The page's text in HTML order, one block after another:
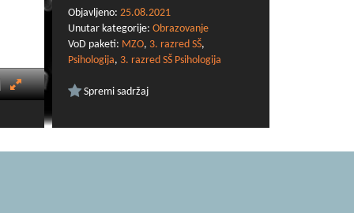
https://mzo.gov.hr/vijesti/okvirni-godisnji-
izvedbeni-kurikulumi-za-nastavnu-godinu-
2020-2021/3929
Objavljeno: 25.08.2021
Unutar kategorije: Obrazovanje
VoD paketi: MZO, 3. razred SŠ,
Psihologija, 3. razred SŠ Psihologija
Spremi sadržaj